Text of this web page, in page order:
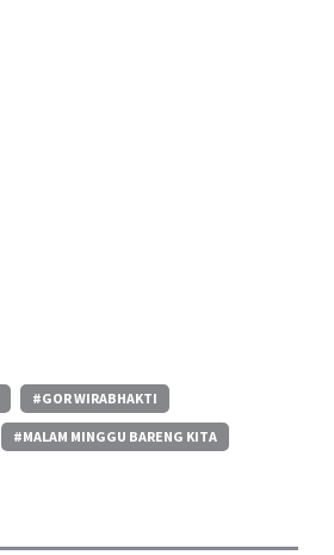
#GOR WIRABHAKTI
#MALAM MINGGU BARENG KITA